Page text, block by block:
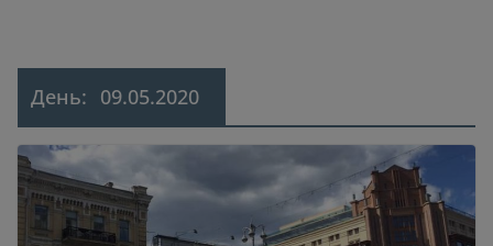
День: 09.05.2020